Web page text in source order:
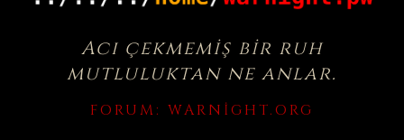
Acı çekmemiş bir ruh
mutluluktan ne anlar.
FORUM: WARNIGHT.ORG